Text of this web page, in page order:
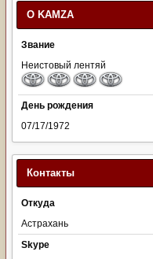
О KAMZA
Звание
Неистовый лентяй
День рождения
07/17/1972
Контакты
Откуда
Астрахань
Skype